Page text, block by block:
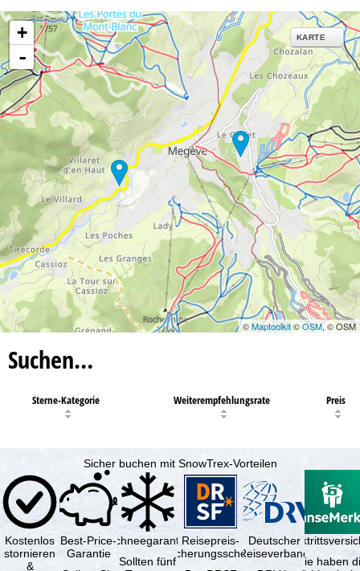
+
-
KARTE
©Maptoolkit©OSM, © OSM
Suchen…
Sterne-Kategorie Weiterempfehlungsrate Preis
Sicher buchen mit SnowTrex-Vorteilen
Kostenlos
stornieren
&
Best-Price-
Garantie
Schneegarantie
Sollten fünf
Reisepreis-
Sicherungsschein
Deutscher
Reiseverband
Sie haben